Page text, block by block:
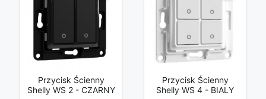
Przycisk Ścienny
Shelly WS 2 - CZARNY
Przycisk Ścienny
Shelly WS 4 - BIALY